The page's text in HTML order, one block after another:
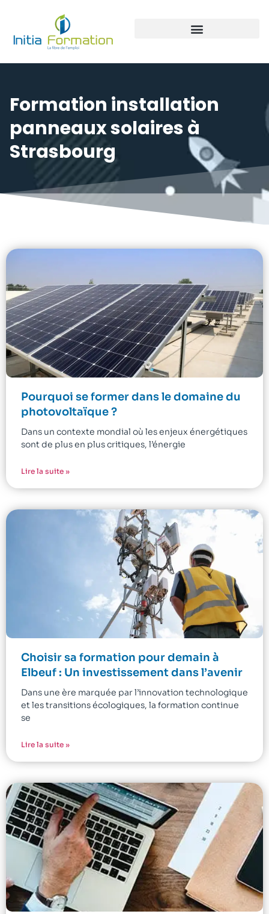
Formation installation
panneaux solaires à
Strasbourg
Pourquoi se former dans le domaine du
photovoltaïque ?
Dans un contexte mondial où les enjeux énergétiques
sont de plus en plus critiques, l’énergie
Lire la suite »
Choisir sa formation pour demain à
Elbeuf : Un investissement dans l’avenir
Dans une ère marquée par l’innovation technologique
et les transitions écologiques, la formation continue
se
Lire la suite »